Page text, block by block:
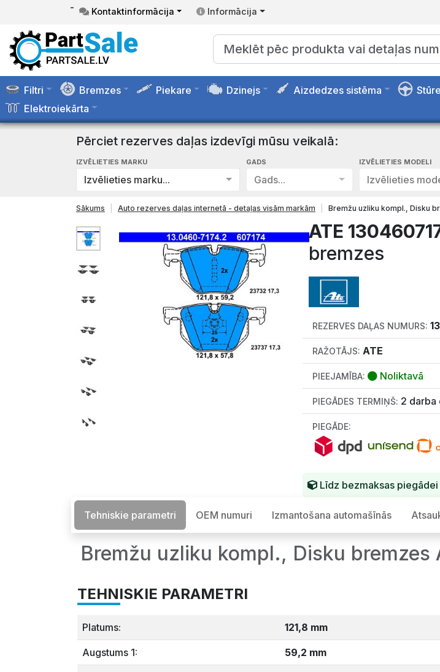
- Kontaktinformācija Informācija
Filtri Bremzes Piekare Dzinejs Aizdedzes sistēma
Elektroiekārta
Pērciet rezerves daļas izdevīgi mūsu veikalā:
IZVĒLIETIES MARKU
Izvēlieties marku...
GADS
Gads...
IZVĒLIETIES MODELI
Izvēlieties
Sākums Auto rezerves daļas internetā - detaļas visām markām Bremžu uzliku kompl., Disku
ATE
bremzes
REZERVES DAĻAS NUMURS:
RAŽOTĀJS: ATE
PIEEJAMĪBA: Noliktavā
PIEGĀDES TERMIŅŠ: 2 darba
PIEGĀDE:
Līdz bezmaksas piegādei
Tehniskie parametri OEM numuri Izmantošana automašīnās
Bremžu uzliku kompl., Disku bremzes
TEHNISKIE PARAMETRI
Platums: 121,8 mm
Augstums 1: 59,2 mm